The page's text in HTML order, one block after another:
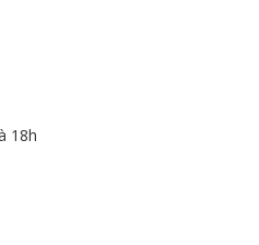
18h